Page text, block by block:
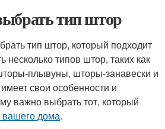
тип штор
тип штор, который подходит
несколько типов штор, таких как
плывуны, шторы-занавески и
свои особенности и
важно выбрать тот, который
вашего дома.